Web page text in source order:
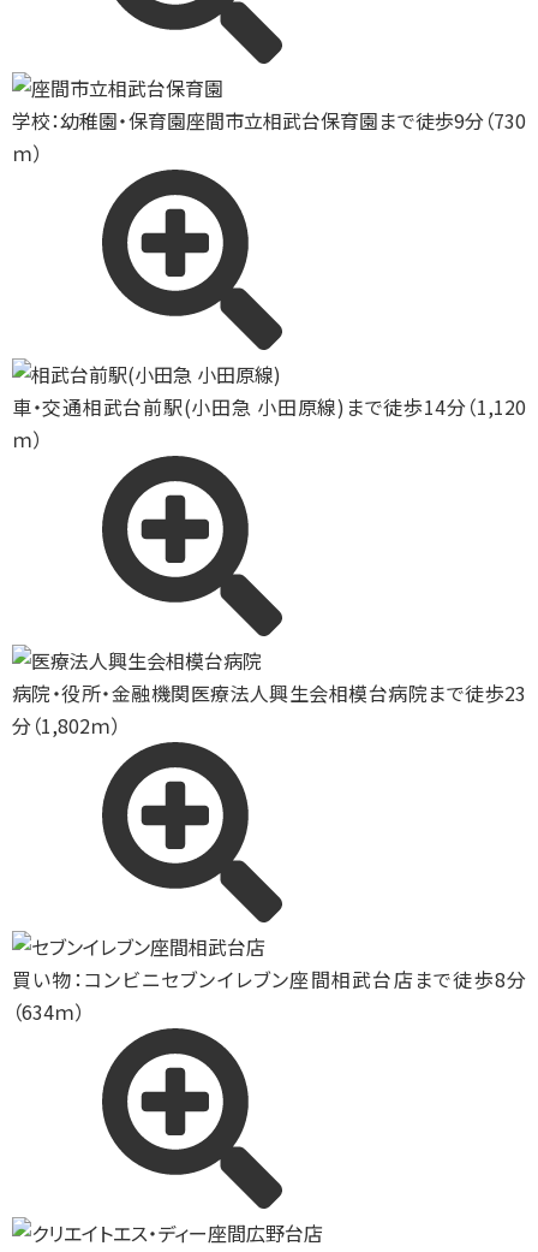
学校：幼稚園・保育園座間市立相武台保育園まで徒歩9分（730
ｍ）
車・交通相武台前駅(小田急 小田原線)まで徒歩14分（1,120
ｍ）
病院・役所・金融機関医療法人興生会相模台病院まで徒歩23
分（1,802ｍ）
買い物：コンビニセブンイレブン座間相武台店まで徒歩8分
（634ｍ）